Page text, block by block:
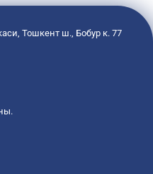
Тошкент ш., Бобур к. 77